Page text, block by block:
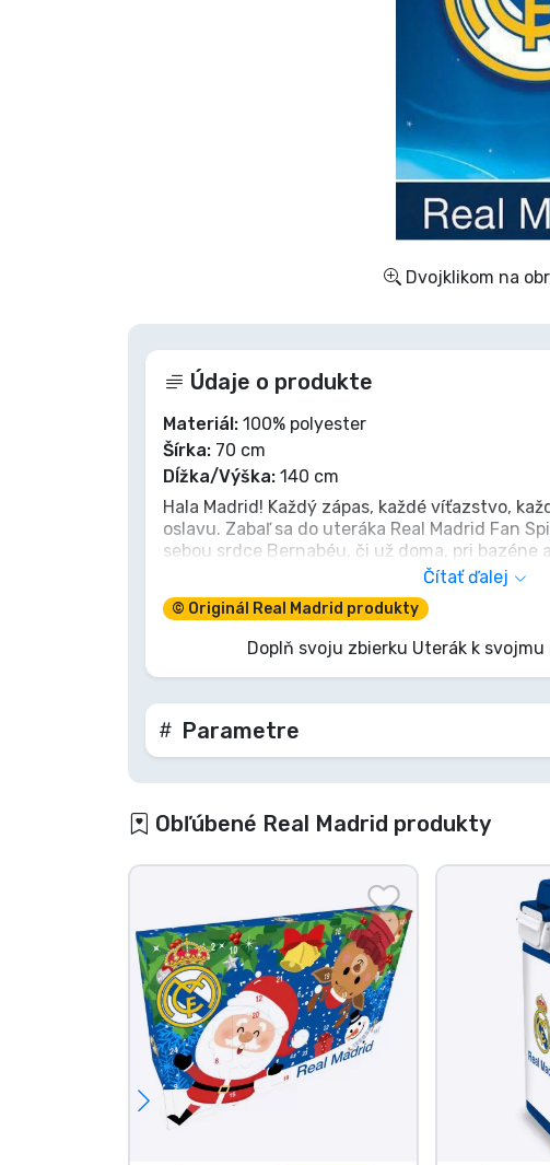
Dvojklikom na
Údaje o produkte
Materiál: 100% polyester
Šírka: 70 cm
Dĺžka/Výška: 140 cm
Hala Madrid! Každý zápas, každé víťazstvo,
oslavu. Zabaľ sa do uteráka Real Madrid Fan
sebou srdce Bernabéu, či už doma, pri bazéne
len uterák; je to vyhlásenie vernosti. Cíť vášeň,
Čítať ďalej
© Originál Real Madrid produkty
Doplň svoju zbierku Uterák k
Parametre
Obľúbené Real Madrid produkty
Zoradiť podľa športu
Typy výrobkov